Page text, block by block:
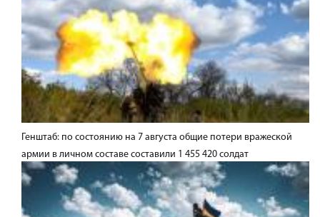
Генштаб: по состоянию на 7 августа общие потери вражеской
армии в личном составе составили 1 455 420 солдат